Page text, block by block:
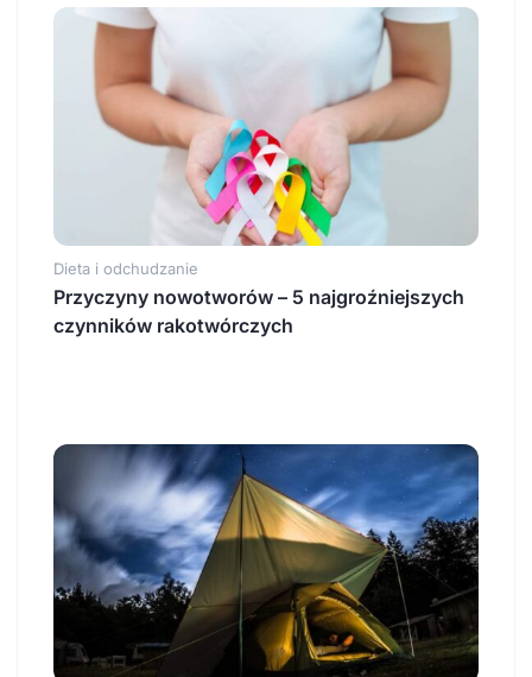
Dieta i odchudzanie
Przyczyny nowotworów – 5 najgroźniejszych
czynników rakotwórczych